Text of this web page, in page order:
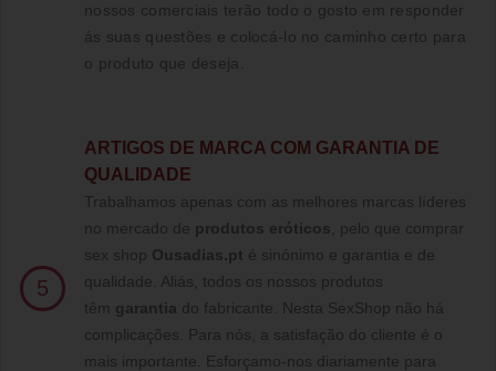
nossos comerciais terão todo o gosto em responder
ás suas questões e colocá-lo no caminho certo para
o produto que deseja.
5
ARTIGOS DE MARCA COM GARANTIA DE
QUALIDADE
Trabalhamos apenas com as melhores marcas líderes
no mercado de produtos eróticos , pelo que comprar
sex shop Ousadias.pt é sinónimo e garantia e de
qualidade. Aliás, todos os nossos produtos
têm garantia do fabricante. Nesta SexShop não há
complicações. Para nós, a satisfação do cliente é o
mais importante. Esforçamo-nos diariamente para